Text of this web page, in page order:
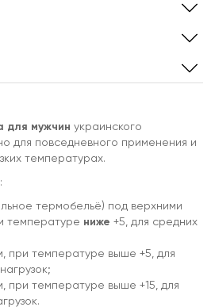
для мужчин украинского
для повседневного применения и
температурах.
термобельё) под верхними
температуре ниже +5, для средних
при температуре выше +5, для
при температуре выше +15, для